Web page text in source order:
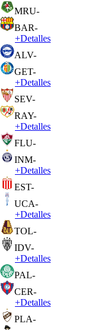
MRU-
BAR-
+Detalles
ALV-
GET-
+Detalles
SEV-
RAY-
+Detalles
FLU-
INM-
+Detalles
EST-
UCA-
+Detalles
TOL-
IDV-
+Detalles
PAL-
CER-
+Detalles
PLA-